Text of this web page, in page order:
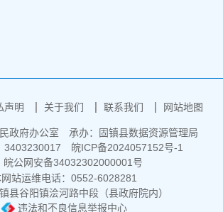
声明 关于我们 联系我们 网站地图
政府办公室
承办：固镇县数据资源管理局
3403230017
皖ICP备2024057152号-1
皖公网安备34032302000001号
站运维电话：0552-6028281
县谷阳镇浍河路中段（县政府院内）
违法和不良信息举报中心